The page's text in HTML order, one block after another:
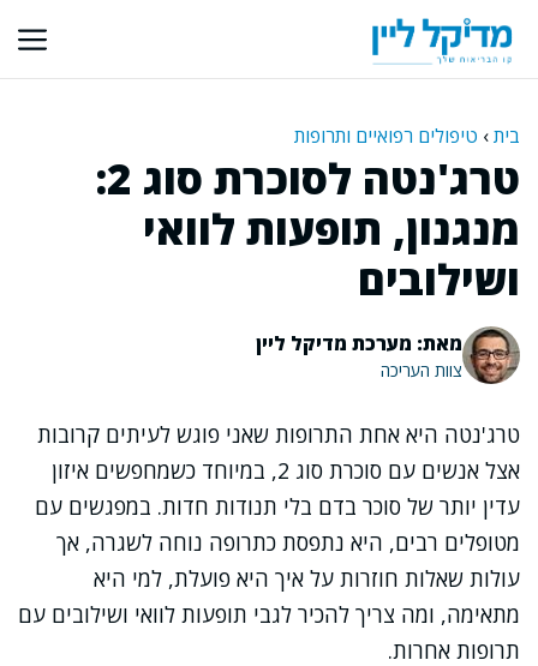
לתוכן
בית› טיפולים רפואיים ותרופות
טרג'נטה לסוכרת סוג 2:
מנגנון, תופעות לוואי
ושילובים
מאת: מערכת מדיקל ליין
צוות העריכה
טרג'נטה היא אחת התרופות שאני פוגש לעיתים קרובות
אצל אנשים עם סוכרת סוג 2, במיוחד כשמחפשים איזון
עדין יותר של סוכר בדם בלי תנודות חדות. במפגשים עם
מטופלים רבים, היא נתפסת כתרופה נוחה לשגרה, אך
עולות שאלות חוזרות על איך היא פועלת, למי היא
מתאימה, ומה צריך להכיר לגבי תופעות לוואי ושילובים עם
תרופות אחרות.